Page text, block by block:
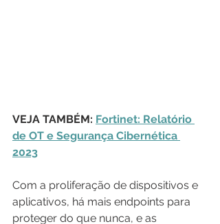
VEJA TAMBÉM: Fortinet: Relatório
de OT e Segurança Cibernética
2023
Com a proliferação de dispositivos e
aplicativos, há mais endpoints para
proteger do que nunca, e as